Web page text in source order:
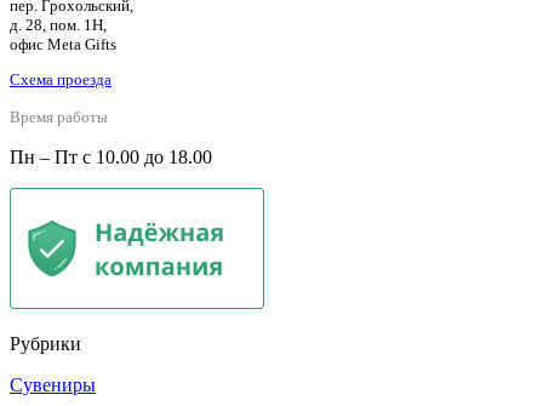
пер. Грохольский,
д. 28, пом. 1Н,
офис Meta Gifts
Схема проезда
Время работы
Пн – Пт с 10.00 до 18.00
Рубрики
Сувениры